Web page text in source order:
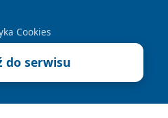
Cookies
do serwisu